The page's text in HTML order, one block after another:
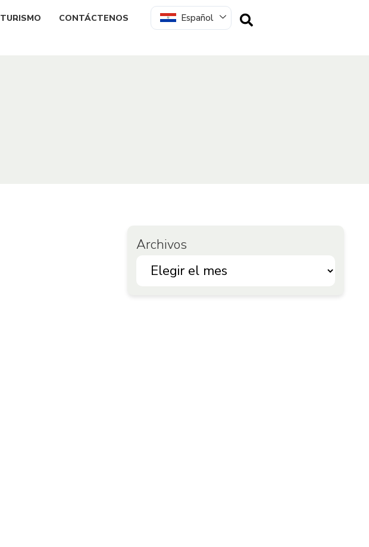
TURISMO CONTÁCTENOS Español
Archivos